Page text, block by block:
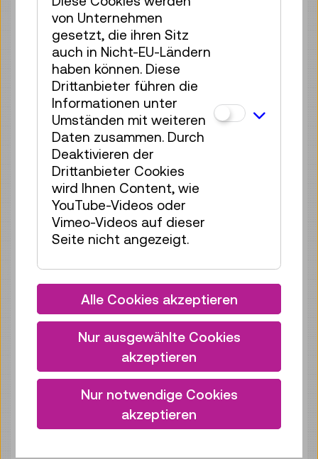
Fr 07.08. 15:30– 16:00
Führung / Aktion
4 Plätze frei
€ 3,90
Fr 07.08. 16:30 –17:00
Führung / Aktion
4 Plätze frei
€ 3,90
Fr 07.08. 17:00–17:30
Führung / Aktion
4 Plätze frei
€ 3,90
Tickets
Sa 08.08. 10:30–11:00
Führung / Aktion
4 Plätze frei
Sa 08.08. 11:00
11:30
Führung / Aktion
4 Plätze frei
von Unternehmen
gesetzt, die ihren Sitz
auch in Nicht-EU-Ländern
haben können. Diese
Drittanbieter führen die
Informationen unter
Umständen mit weiteren
Daten zusammen. Durch
Deaktivieren der
Drittanbieter Cookies
wird Ihnen Content, wie
YouTube-Videos oder
Vimeo-Videos auf dieser
Seite nicht angezeigt.
Alle Cookies akzeptieren
Nur ausgewählte Cookies
akzeptieren
Nur notwendige Cookies
akzeptieren